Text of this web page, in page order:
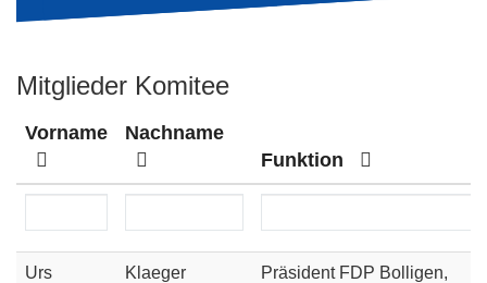
Mitglieder Komitee
Vorname
Nachname
Funktion
Urs Klaeger
Präsident FDP Bolligen,